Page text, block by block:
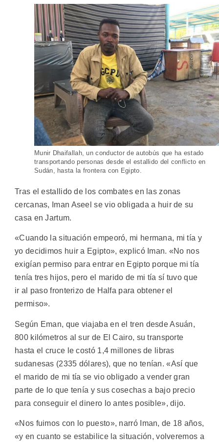
Munir Dhaifallah, un conductor de autobús que ha estado
transportando personas desde el estallido del conflicto en
Sudán, hasta la frontera con Egipto.
Tras el estallido de los combates en las zonas
cercanas, Iman Aseel se vio obligada a huir de su
casa en Jartum.
«Cuando la situación empeoró, mi hermana, mi tía y
yo decidimos huir a Egipto», explicó Iman. «No nos
exigían permiso para entrar en Egipto porque mi tía
tenía tres hijos, pero el marido de mi tía sí tuvo que
ir al paso fronterizo de Halfa para obtener el
permiso».
Según Eman, que viajaba en el tren desde Asuán,
800 kilómetros al sur de El Cairo, su transporte
hasta el cruce le costó 1,4 millones de libras
sudanesas (2335 dólares), que no tenían. «Así que
el marido de mi tía se vio obligado a vender gran
parte de lo que tenía y sus cosechas a bajo precio
para conseguir el dinero lo antes posible», dijo.
«Nos fuimos con lo puesto», narró Iman, de 18 años,
«y en cuanto se estabilice la situación, volveremos a